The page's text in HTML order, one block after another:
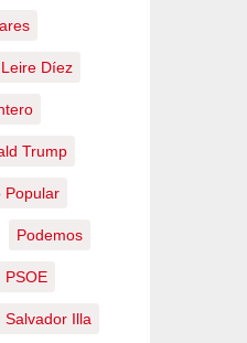
Leire Díez
Trump
Popular
Podemos
PSOE
Salvador Illa